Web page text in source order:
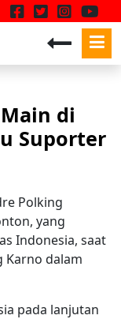
di
Suporter
Polking
yang
Indonesia, saat
Karno dalam
pada lanjutan